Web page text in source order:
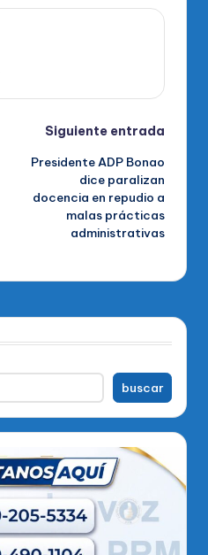
Siguiente entrada
Presidente ADP Bonao
dice paralizan
docencia en repudio a
malas prácticas
administrativas
buscar